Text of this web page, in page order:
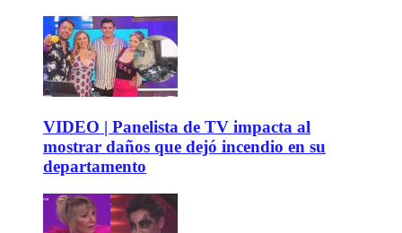
VIDEO | Panelista de TV impacta al
mostrar daños que dejó incendio en su
departamento